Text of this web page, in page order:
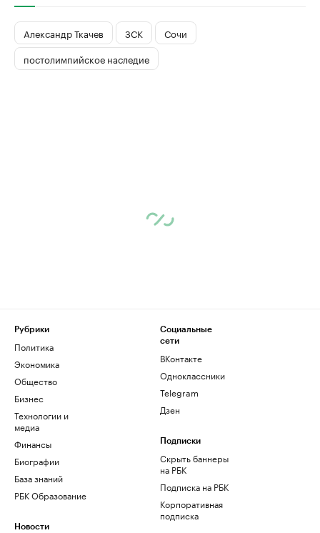
Александр Ткачев ЗСК
Сочи
постолимпийское наследие
Рубрики
Политика
Экономика
Общество
Бизнес
Технологии и
медиа
Финансы
Биографии
База знаний
РБК Образование
Новости
Социальные
сети
ВКонтакте
Одноклассники
Telegram
Дзен
Подписки
Скрыть баннеры
на РБК
Подписка на РБК
Корпоративная
подписка